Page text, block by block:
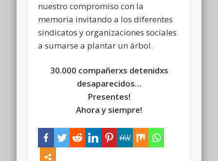
nuestro compromiso con la
memoria invitando a los diferentes
sindicatos y organizaciones sociales
a sumarse a plantar un árbol.
30.000 compañerxs detenidxs
desaparecidos…
Presentes!
Ahora y siempre!